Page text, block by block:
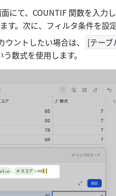
にて、COUNTIF 関数を入力
す。次に、フィルタ条件を設
ントしたい場合は、
[テーブ
う数式を使用します。